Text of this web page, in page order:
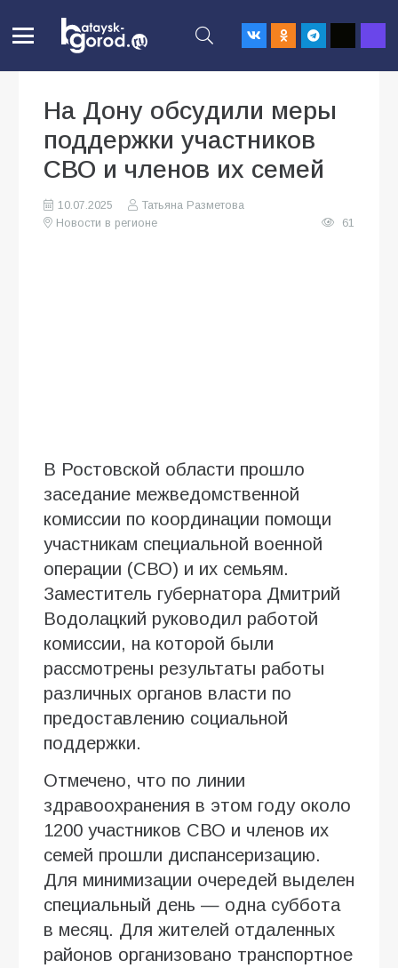
На Дону обсудили меры
поддержки участников
СВО и членов их семей
10.07.2025
Татьяна Разметова
Новости в регионе
61
В Ростовской области прошло
заседание межведомственной
комиссии по координации помощи
участникам специальной военной
операции (СВО) и их семьям.
Заместитель губернатора Дмитрий
Водолацкий руководил работой
комиссии, на которой были
рассмотрены результаты работы
различных органов власти по
предоставлению социальной
поддержки.
Отмечено, что по линии
здравоохранения в этом году около
1200 участников СВО и членов их
семей прошли диспансеризацию.
Для минимизации очередей выделен
специальный день — одна суббота
в месяц. Для жителей отдаленных
районов организовано транспортное